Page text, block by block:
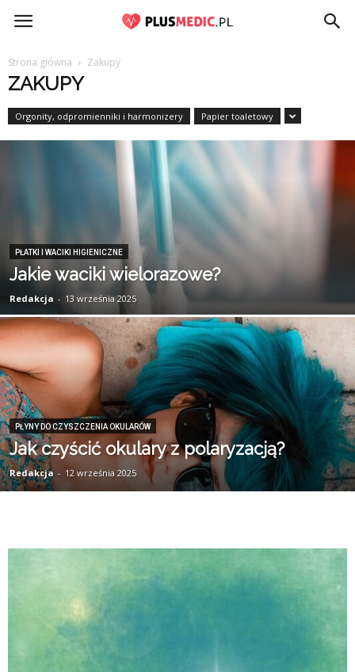
PlusMedic.pl
Strona główna Zakupy
ZAKUPY
Orgonity, odpromienniki i harmonizery Papier toaletowy
PŁATKI I WACIKI HIGIENICZNE
Jakie waciki wielorazowe?
Redakcja - 13 września 2025
PŁYNY DO CZYSZCZENIA OKULARÓW
Jak czyścić okulary z polaryzacją?
Redakcja - 12 września 2025